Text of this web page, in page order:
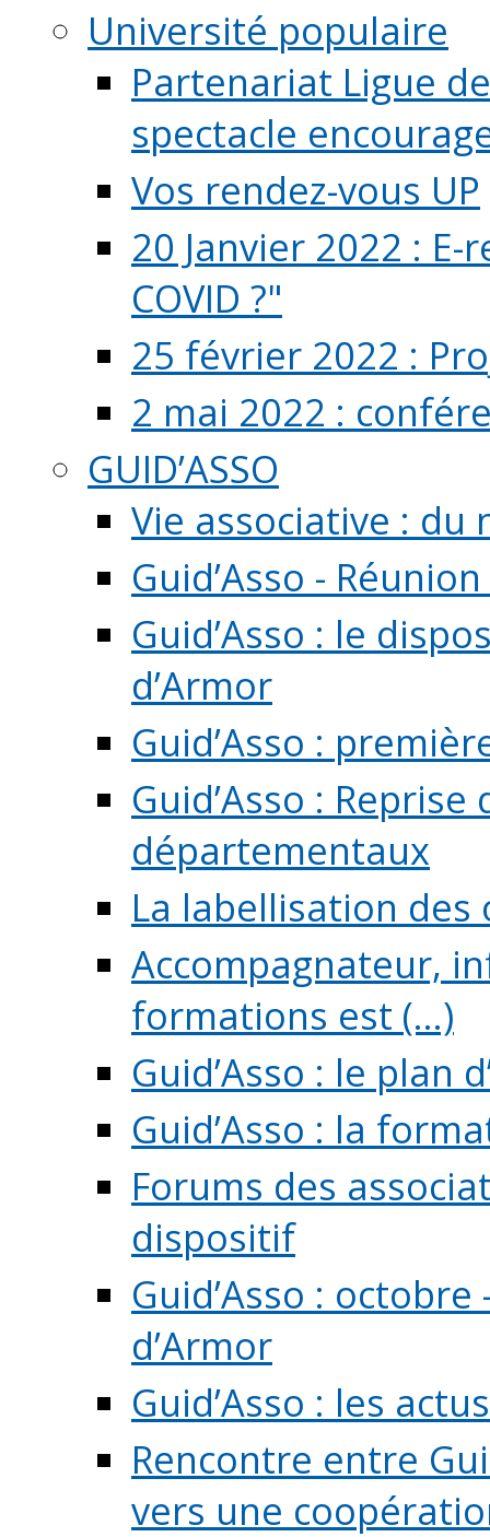
Université populaire
Partenariat Ligue
spectacle
Vos rendez-vous UP
20 Janvier 2022 :
COVID ?"
25 février 2022 :
2 mai 2022 :
GUID’ASSO
Vie associative : du
Guid’Asso -
Guid’Asso : le
d’Armor
Guid’Asso :
Guid’Asso :
départementaux
La labellisation
Accompagnateur,
formations est (...)
Guid’Asso : le plan
Guid’Asso : la
Forums des
dispositif
Guid’Asso :
d’Armor
Guid’Asso : les
Rencontre entre
vers une